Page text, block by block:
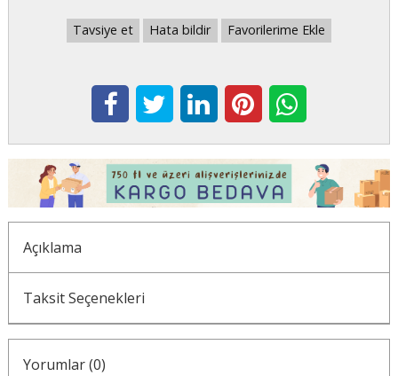
Tavsiye et Hata bildir Favorilerime Ekle
Açıklama
Taksit Seçenekleri
Yorumlar (0)